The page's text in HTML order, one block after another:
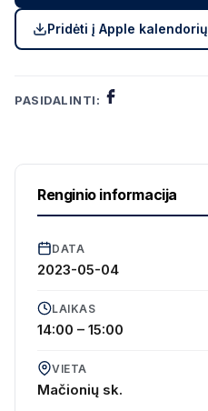
Pridėti į Apple kalendorių
PASIDALINTI:
Renginio informacija
DATA
2023-05-04
LAIKAS
14:00 – 15:00
VIETA
Mačionių sk.